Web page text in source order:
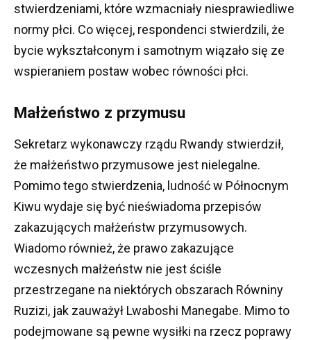
stwierdzeniami, które wzmacniały niesprawiedliwe
normy płci. Co więcej, respondenci stwierdzili, że
bycie wykształconym i samotnym wiązało się ze
wspieraniem postaw wobec równości płci.
Małżeństwo z przymusu
Sekretarz wykonawczy rządu Rwandy stwierdził,
że małżeństwo przymusowe jest nielegalne.
Pomimo tego stwierdzenia, ludność w Północnym
Kiwu wydaje się być nieświadoma przepisów
zakazujących małżeństw przymusowych.
Wiadomo również, że prawo zakazujące
wczesnych małżeństw nie jest ściśle
przestrzegane na niektórych obszarach Równiny
Ruzizi, jak zauważył Lwaboshi Manegabe. Mimo to
podejmowane są pewne wysiłki na rzecz poprawy